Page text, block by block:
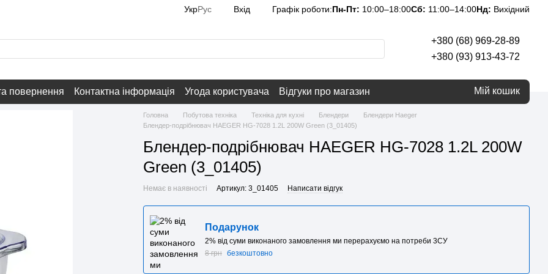
УкрРус Вхід Графік роботи:Пн-Пт: 10:00–18:00Сб: 11:00–14:00Нд: Вихідний
+380 (68) 969-28-89
+380 (93) 913-43-72
повернення Контактна інформація Угода користувача Відгуки про магазин Мій кошик
Головна Побутова техніка Техніка для кухні Блендери
Блендери Haeger
Блендер-подрібнювач HAEGER HG-7028 1.2L 200W Green (3_01405)
Блендер-подрібнювач HAEGER HG-7028 1.2L 200W
Green (3_01405)
Немає в наявності Артикул: 3_01405 Написати відгук
Подарунок
2% від суми виконаного замовлення ми перерахуємо на потреби 3CУ
8 грн безкоштовно